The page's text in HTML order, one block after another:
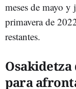
meses de mayo
primavera de
restantes.
Osakidetza
para